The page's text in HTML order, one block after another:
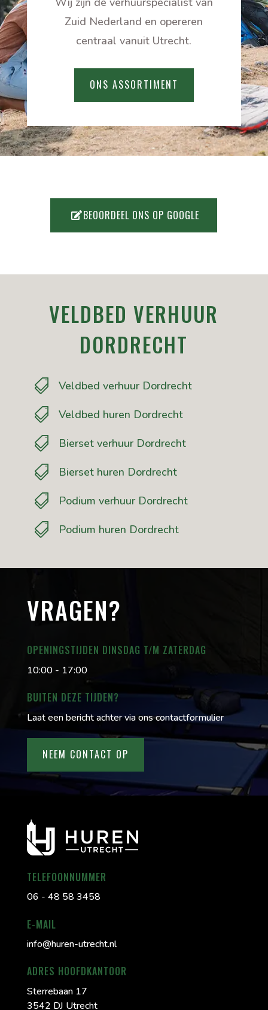
Zuid Nederland en opereren
centraal vanuit Utrecht.
ONS ASSORTIMENT
BEOORDEEL ONS OP GOOGLE
VELDBED VERHUUR
DORDRECHT
 Veldbed verhuur Dordrecht
 Veldbed huren Dordrecht
 Bierset verhuur Dordrecht
 Bierset huren Dordrecht
 Podium verhuur Dordrecht
 Podium huren Dordrecht
VRAGEN?
OPENINGSTIJDEN DINSDAG T/M ZATERDAG
10:00 - 17:00
BUITEN DEZE TIJDEN?
Laat een bericht achter via ons contactformulier
NEEM CONTACT OP
TELEFOONNUMMER
06 - 48 58 3458
E-MAIL
info@huren-utrecht.nl
ADRES HOOFDKANTOOR
Sterrebaan 17
3542 DJ Utrecht